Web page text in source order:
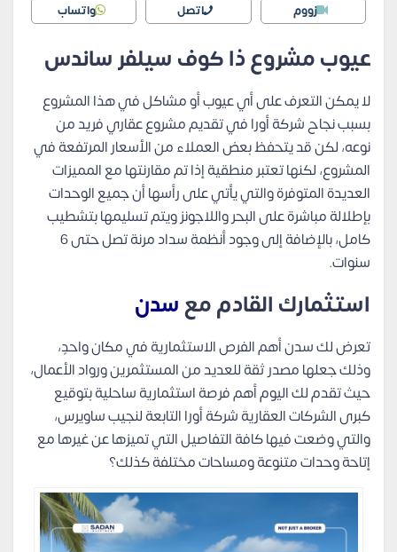
زووم اتصل واتساب
عيوب مشروع ذا كوف سيلفر ساندس
لا يمكن التعرف على أي عيوب أو مشاكل في هذا المشروع
بسبب نجاح شركة أورا في تقديم مشروع عقاري فريد من
نوعه، لكن قد يتحفظ بعض العملاء من الأسعار المرتفعة في
المشروع، لكنها تعتبر منطقية إذا تم مقارنتها مع المميزات
العديدة المتوفرة والتي يأتي على رأسها أن جميع الوحدات
بإطلالة مباشرة على البحر واللاجونز ويتم تسليمها بتشطيب
كامل، بالإضافة إلى وجود أنظمة سداد مرنة تصل حتى 6
سنوات.
استثمارك القادم معسدن
تعرض لك سدن أهم الفرص الاستثمارية في مكان واحدٍ،
وذلك جعلها مصدر ثقة للعديد من المستثمرين ورواد الأعمال،
حيث تقدم لك اليوم أهم فرصة استثمارية ساحلية بتوقيع
كبرى الشركات العقارية شركة أورا التابعة لنجيب ساويرس،
والتي وضعت فيها كافة التفاصيل التي تميزها عن غيرها مع
إتاحة وحدات متنوعة ومساحات مختلفة كذلك؟